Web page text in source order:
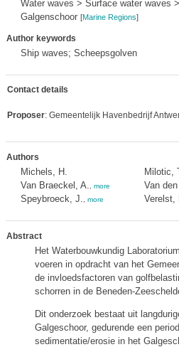
Water waves > Surface water waves
Galgenschoor [Marine Regions]
Author keywords
Ship waves; Scheepsgolven
Contact details
Proposer: Gemeentelijk Havenbedrijf
Authors
Michels, H.
Van Braeckel, A.
more
Speybroeck, J. more
Milotic,
Van
Verelst,
Abstract
Het Waterbouwkundig
voeren in opdracht van het
de invloedsfactoren van
schorren in de Beneden-
Dit onderzoek bestaat uit
Galgeschoor, gedurende een
sedimentatie/erosie in het